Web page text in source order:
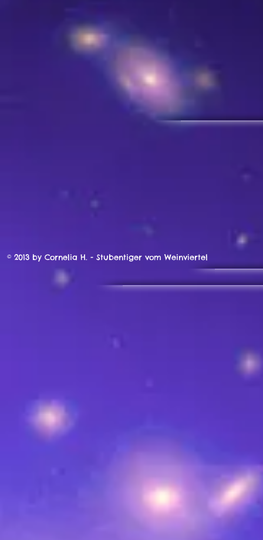
© 2013 by Cornelia H. - Stubentiger vom Weinviertel